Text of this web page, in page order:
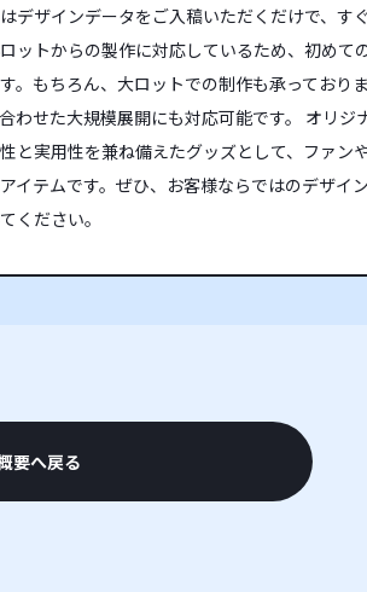
デザインデータをご入稿いただくだけで、す
ットからの製作に対応しているため、初めて
。もちろん、大ロットでの制作も承っており
わせた大規模展開にも対応可能です。 オリジ
と実用性を兼ね備えたグッズとして、ファン
イテムです。ぜひ、お客様ならではのデザイ
ください。
要へ戻る